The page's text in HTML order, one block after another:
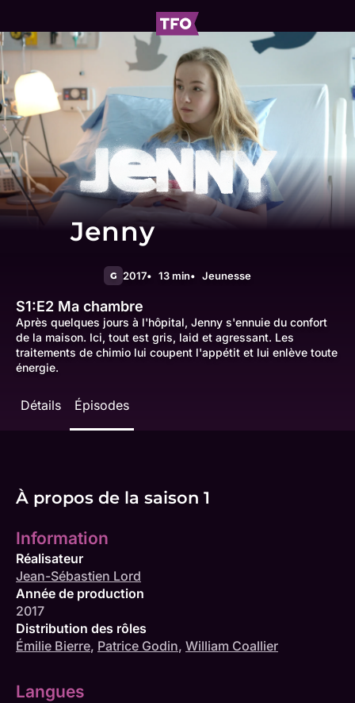
Jenny
G 2017 13 min Jeunesse
S1:E2 Ma chambre
Après quelques jours à l'hôpital, Jenny s'ennuie du confort
de la maison. Ici, tout est gris, laid et agressant. Les
traitements de chimio lui coupent l'appétit et lui enlève toute
énergie.
Détails Épisodes
À propos de la saison 1
Information
Réalisateur
Jean-Sébastien Lord
Année de production
2017
Distribution des rôles
Émilie Bierre, Patrice Godin, William Coallier
Langues